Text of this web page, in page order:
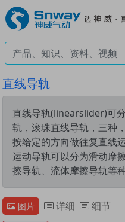
直线导轨
直线导轨(linearslider)可
轨，滚珠直线导轨，三种
按给定的方向做往复直线
运动导轨可以分为滑动摩
擦导轨、流体摩擦导轨等种
图片 详细 细节